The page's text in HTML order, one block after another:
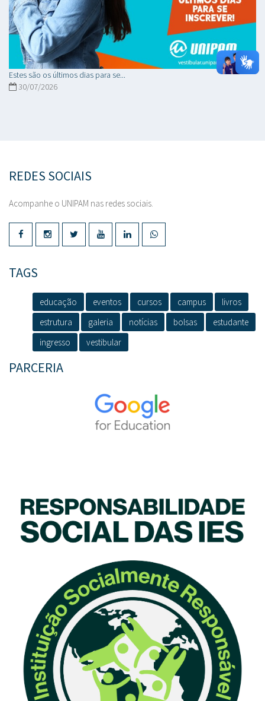
Estes são os últimos dias para se...
30/07/2026
REDES SOCIAIS
Acompanhe o UNIPAM nas redes sociais.
TAGS
educação eventos cursos campus
livros
estrutura
galeria notícias bolsas
estudante
ingresso
vestibular
PARCERIA